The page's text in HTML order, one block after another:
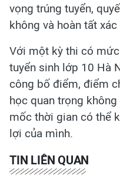
vọng trúng tuyển,
không và hoàn tất
Với một kỳ thi có
tuyển sinh lớp 10 Hà
công bố điểm, điểm
học quan trọng
mốc thời gian có thể
lợi của mình.
TIN LIÊN QUAN